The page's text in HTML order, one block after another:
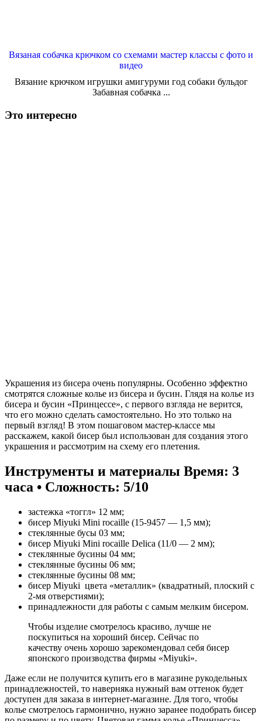
Вязаная собачка крючком со схемами мастер классы с фото и
видео
Вязание крючком игрушки амигуруми год собаки бульдог
Забавная собачка ...
Это интересно
Украшения из бисера очень популярны. Особенно эффектно
смотрятся сложные колье из бисера и бусин. Глядя на колье из
бисера и бусин «Принцессе», с первого взгляда не верится,
что его можно сделать самостоятельно. Но это только на
первый взгляд! В этом пошаговом мастер-классе мы
расскажем, какой бисер был использован для создания этого
украшения и рассмотрим на схему его плетения.
Инструменты и материалы Время: 3
часа • Сложность: 5/10
застежка «тоггл» 12 мм;
бисер Miyuki Mini rocaille (15-9457 — 1,5 мм);
стеклянные бусы 03 мм;
бисер Miyuki Mini rocaille Delica (11/0 — 2 мм);
стеклянные бусины 04 мм;
стеклянные бусины 06 мм;
стеклянные бусины 08 мм;
бисер Miyuki цвета «металлик» (квадратный, плоский с
2-мя отверстиями);
принадлежности для работы с самым мелким бисером.
Чтобы изделие смотрелось красиво, лучше не
поскупиться на хороший бисер. Сейчас по
качеству очень хорошо зарекомендовал себя бисер
японского производства фирмы «Miyuki».
Даже если не получится купить его в магазине рукодельных
принадлежностей, то наверняка нужный вам оттенок будет
доступен для заказа в интернет-магазине. Для того, чтобы
колье смотрелось гармонично, нужно заранее подобрать бисер